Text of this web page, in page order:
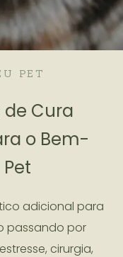
PET
de Cura
o Bem-
adicional para
passando por
cirurgia,